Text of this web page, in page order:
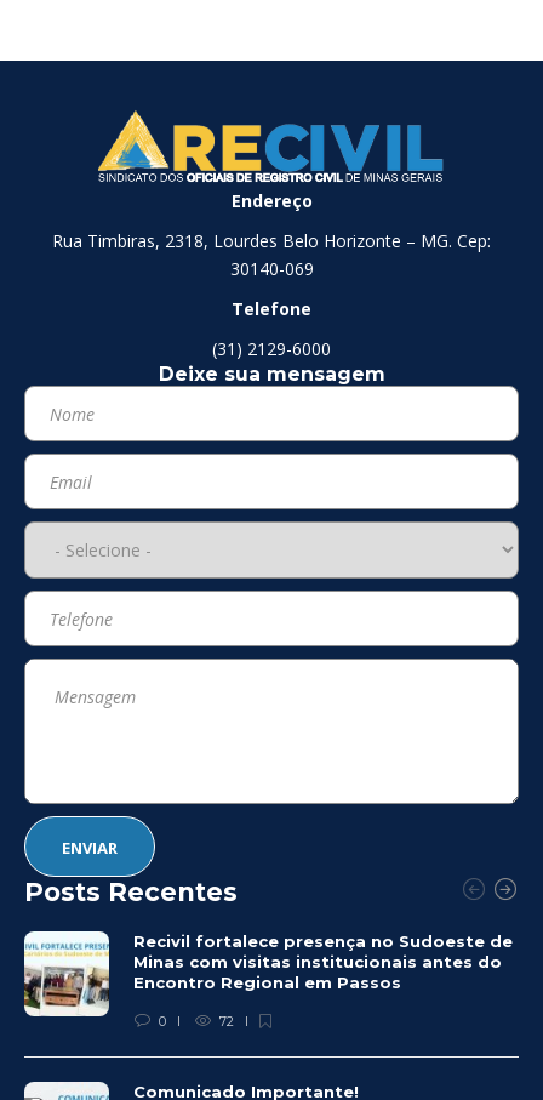
Endereço
Rua Timbiras, 2318, Lourdes Belo Horizonte – MG. Cep:
30140-069
Telefone
(31) 2129-6000
Deixe sua mensagem
Posts Recentes
Recivil fortalece presença no Sudoeste de
Minas com visitas institucionais antes do
Encontro Regional em Passos
0 72
Comunicado Importante!